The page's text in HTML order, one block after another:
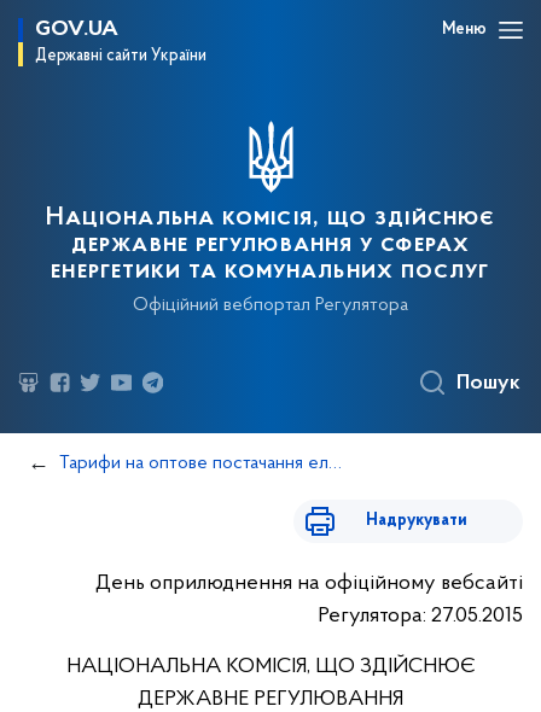
GOV.UA
Державні сайти України
Меню
Національна комісія, що здійснює
державне регулювання у сферах
енергетики та комунальних послуг
Офіційний вебпортал Регулятора
Пошук
Тарифи на оптове постачання електричної енергії
Надрукувати
День оприлюднення на офіційному вебсайті
Регулятора: 27.05.2015
НАЦІОНАЛЬНА КОМІСІЯ, ЩО ЗДІЙСНЮЄ
ДЕРЖАВНЕ РЕГУЛЮВАННЯ